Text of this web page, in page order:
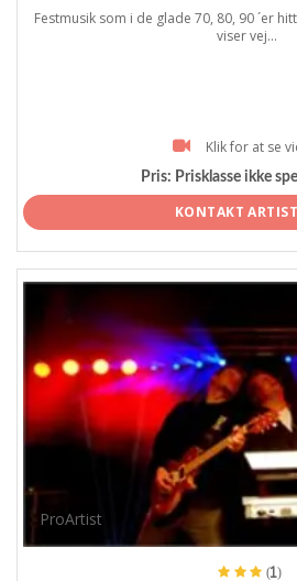
Festmusik som i de glade 70, 80, 90 ´er
viser vej...
Klik for at se
Pris: Prisklasse ikke
KONTAKT
ProArtist
(1)